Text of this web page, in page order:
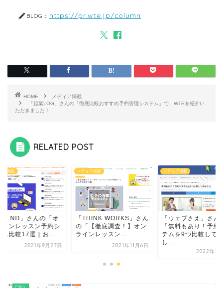
BLOG： https://pr.wte.jp/column
HOME
メディア掲載
「起業LOG」さんの「徹底比較おすすめ予約管理システム」で、WTEを紹介い
ただきました！
RELATED POST
ア掲載
」さんの「オ
インレッスン予約シ
ム比較17選｜お...
2021年9月27日
メディア掲載
「THINK WORKS」さん
の「【徹底調査！】オン
ラインレッスン...
2021年11月6日
メディア掲載
「ウェブさえ」さん
「無料もあり！予約
テムを9つ比較して
し...
2022年3